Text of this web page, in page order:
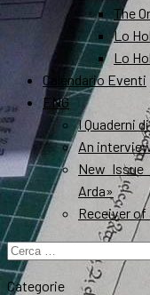
The
Lo
Lo
Calendario Eventi
ENG
I Quaderni
An
New
Arda»
Receiver of
Ricerca
per:
Categorie